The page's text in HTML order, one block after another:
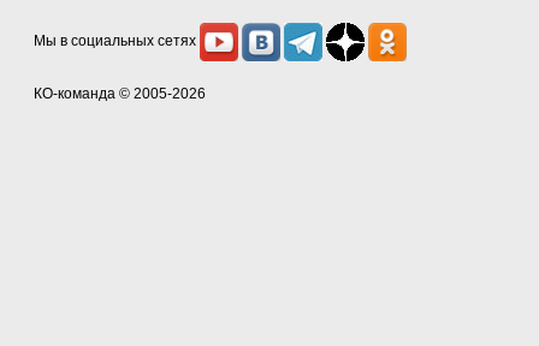
Мы в социальных сетях
КО-команда © 2005-2026